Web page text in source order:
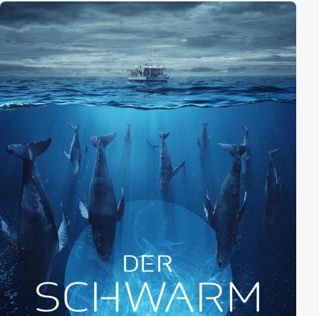
einzugestehen. Um seinen Seelenfrieden zu erlangen,
muss er sich schließlich auch den dunklen
Geheimnissen und Lügen seiner Familie stellen.